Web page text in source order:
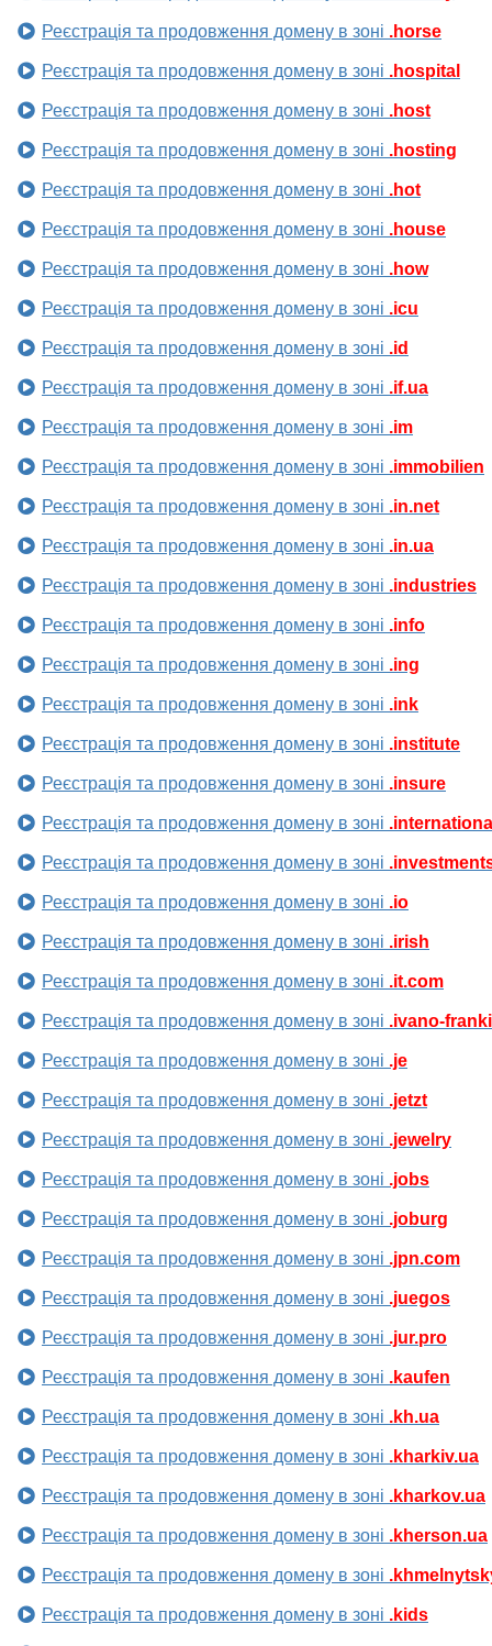
Реєстрація та продовження домену в зоні .horse
Реєстрація та продовження домену в зоні .hospital
Реєстрація та продовження домену в зоні .host
Реєстрація та продовження домену в зоні .hosting
Реєстрація та продовження домену в зоні .hot
Реєстрація та продовження домену в зоні .house
Реєстрація та продовження домену в зоні .how
Реєстрація та продовження домену в зоні .icu
Реєстрація та продовження домену в зоні .id
Реєстрація та продовження домену в зоні .if.ua
Реєстрація та продовження домену в зоні .im
Реєстрація та продовження домену в зоні .immobilien
Реєстрація та продовження домену в зоні .in.net
Реєстрація та продовження домену в зоні .in.ua
Реєстрація та продовження домену в зоні .industries
Реєстрація та продовження домену в зоні .info
Реєстрація та продовження домену в зоні .ing
Реєстрація та продовження домену в зоні .ink
Реєстрація та продовження домену в зоні .institute
Реєстрація та продовження домену в зоні .insure
Реєстрація та продовження домену в зоні
Реєстрація та продовження домену в зоні
Реєстрація та продовження домену в зоні .io
Реєстрація та продовження домену в зоні .irish
Реєстрація та продовження домену в зоні .it.com
Реєстрація та продовження домену в зоні .ivano-
Реєстрація та продовження домену в зоні .je
Реєстрація та продовження домену в зоні .jetzt
Реєстрація та продовження домену в зоні .jewelry
Реєстрація та продовження домену в зоні .jobs
Реєстрація та продовження домену в зоні .joburg
Реєстрація та продовження домену в зоні .jpn.com
Реєстрація та продовження домену в зоні .juegos
Реєстрація та продовження домену в зоні .jur.pro
Реєстрація та продовження домену в зоні .kaufen
Реєстрація та продовження домену в зоні .kh.ua
Реєстрація та продовження домену в зоні .kharkiv.ua
Реєстрація та продовження домену в зоні .kharkov.ua
Реєстрація та продовження домену в зоні .kherson.ua
Реєстрація та продовження домену в зоні
Реєстрація та продовження домену в зоні .kids